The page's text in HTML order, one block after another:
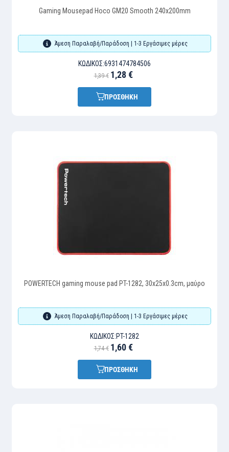
Gaming Mousepad Hoco GM20 Smooth 240x200mm
Άμεση Παραλαβή/Παράδοση | 1-3 Εργάσιμες μέρες
ΚΩΔΙΚΌΣ:6931474784506
1,39 € 1,28 €
ΠΡΟΣΘΗΚΗ
POWERTECH gaming mouse pad PT-1282, 30x25x0.3cm, μαύρο
Άμεση Παραλαβή/Παράδοση | 1-3 Εργάσιμες μέρες
ΚΩΔΙΚΌΣ:PT-1282
1,74 € 1,60 €
ΠΡΟΣΘΗΚΗ